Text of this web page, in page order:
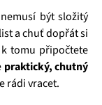
být složitý
a chuť dopřát si
tomu připočtete
praktický, chutný
rádi vracet.